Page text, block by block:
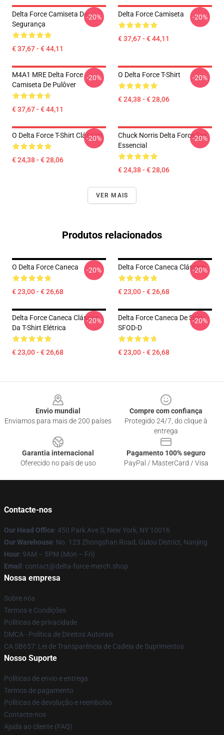
Delta Force Camiseta De
Segurança
€ 37,67 - € 44,11
-20% Delta Force Camiseta
€ 37,67 - € 44,11
-20%
M4A1 MRE Delta Force
Camiseta De Pulôver
€ 37,67 - € 44,11
-20% O Delta Force T-Shirt
€ 24,38 - € 28,06
-20%
O Delta Force T-Shirt Clássico
€ 24,38 - € 28,06
-20%
Chuck Norris Delta Force Tee
Essencial
€ 24,38 - € 28,06
-20%
VER MAIS
Produtos relacionados
O Delta Force Caneca
€ 23,00 - € 26,68
-20% Delta Force Caneca Clássica
€ 23,00 - € 26,68
-20%
Delta Force Caneca Clássica
Da T-Shirt Elétrica
€ 23,00 - € 26,68
-20%
Delta Force Caneca De Sino
SFOD-D
€ 23,00 - € 26,68
-20%
Envio mundial
Enviamos para mais de 200 países
Compre com confiança
Protegido 24/7, do clique à
entrega
Garantia internacional
Oferecido no país de uso
Pagamento 100% seguro
PayPal / MasterCard / Visa
Contacte-nos
Our Head Office: 450 Park Ave S, New York, NY 10016
Our Warehouse: No. 123 Zhongshan Road, Gulou District, Nanjing
Hour: 9AM – 5PM (Mon – Fri)
Email : contact@delta-force-merch.shop
Nossa empresa
Sobre nós
Termos e Condições
Políticas de privacidade
DMCA - Política de Direitos Autorais
CA SB657: Lei de Transparência de Cadeia de Suprimentos
Nosso Suporte
Políticas de envio e entrega
Termos de pagamento
Políticas de devolução e reembolso
Contacte-nos
Ajuda ao cliente (FAQ)